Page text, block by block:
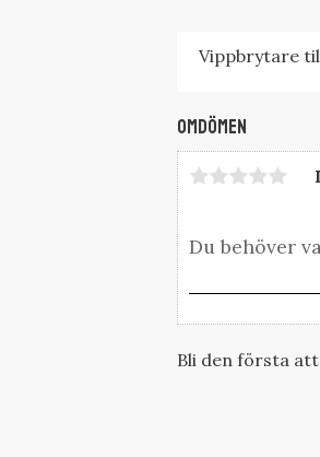
Vippbrytare
Omdömen
Bli den första